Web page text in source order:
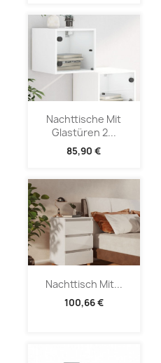
Nachttische Mit
Glastüren 2...
85,90 €
Nachttisch Mit...
100,66 €